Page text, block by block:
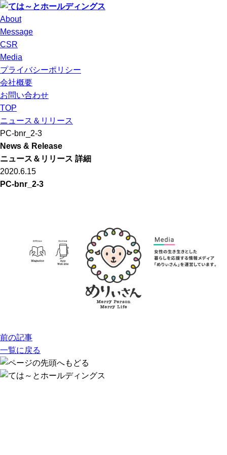
About
Message
CSR
Media
プライバシーポリシー
会社概要
お問い合わせ
TOP
ニュース＆リリース
PC-bnr_2-3
News & Release
ニュース＆リリース 詳細
2020.6.15
PC-bnr_2-3
前の記事
一覧に戻る